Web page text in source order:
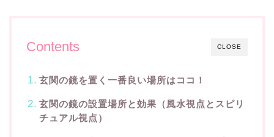
CLOSE
Contents
玄関の鏡を置く一番良い場所はココ！
玄関の鏡の設置場所と効果（風水視点とスピリ
チュアル視点）